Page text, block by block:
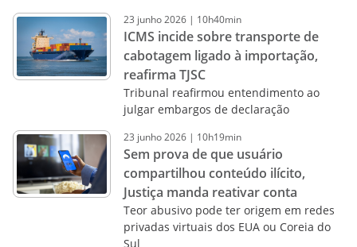
23 junho2026 | 10h40min
ICMS incide sobre transporte de
cabotagem ligado à importação,
reafirma TJSC
Tribunal reafirmou entendimento ao
julgar embargos de declaração
23 junho2026 | 10h19min
Sem prova de que usuário
compartilhou conteúdo ilícito,
Justiça manda reativar conta
Teor abusivo pode ter origem em redes
privadas virtuais dos EUA ou Coreia do
Sul